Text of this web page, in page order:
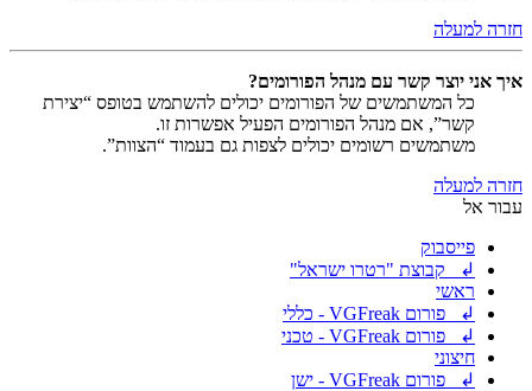
חזרה למעלה
איך אני יוצר קשר עם מנהל הפורומים?
כל המשתמשים של הפורומים יכולים להשתמש בטופס “יצירת
קשר”, אם מנהל הפורומים הפעיל אפשרות זו.
משתמשים רשומים יכולים לצפות גם בעמוד “הצוות”.
חזרה למעלה
עבור אל
פייסבוק
↲ קבוצת "רטרו ישראל"
ראשי
↲ פורום VGFreak - כללי
↲ פורום VGFreak - טכני
חיצוני
↲ פורום VGFreak - ישן